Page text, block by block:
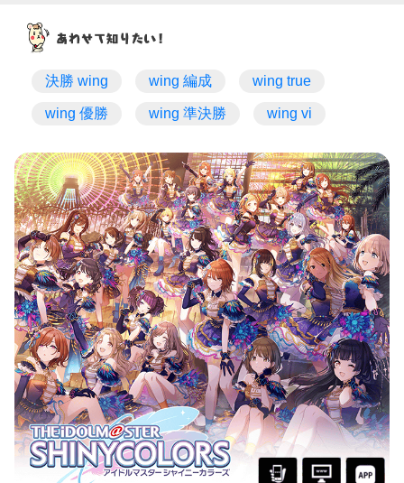
決勝 wing wing 編成 wing true
wing 優勝 wing 準決勝 wing vi